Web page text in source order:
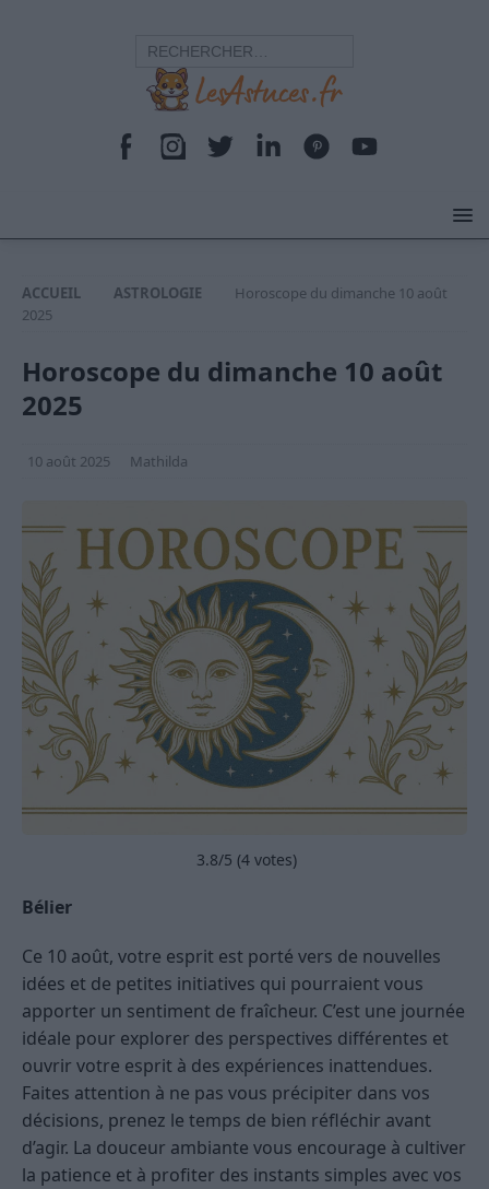
ACCUEIL ASTROLOGIE
Horoscope du dimanche 10 août
2025
Horoscope du dimanche 10 août
2025
10 août 2025 Mathilda
3.8/5 (4 votes)
Bélier
Ce 10 août, votre esprit est porté vers de nouvelles
idées et de petites initiatives qui pourraient vous
apporter un sentiment de fraîcheur. C’est une journée
idéale pour explorer des perspectives différentes et
ouvrir votre esprit à des expériences inattendues.
Faites attention à ne pas vous précipiter dans vos
décisions, prenez le temps de bien réfléchir avant
d’agir. La douceur ambiante vous encourage à cultiver
la patience et à profiter des instants simples avec vos